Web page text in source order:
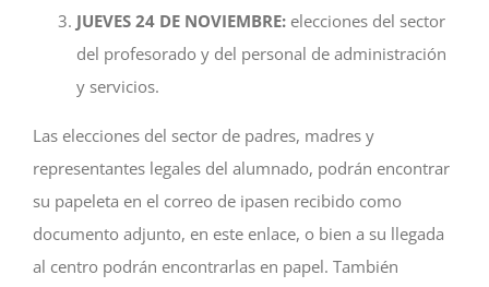
JUEVES 24 DE NOVIEMBRE: elecciones del sector
del profesorado y del personal de administración
y servicios.
Las elecciones del sector de padres, madres y
representantes legales del alumnado, podrán encontrar
su papeleta en el correo de ipasen recibido como
documento adjunto, en este enlace, o bien a su llegada
al centro podrán encontrarlas en papel. También